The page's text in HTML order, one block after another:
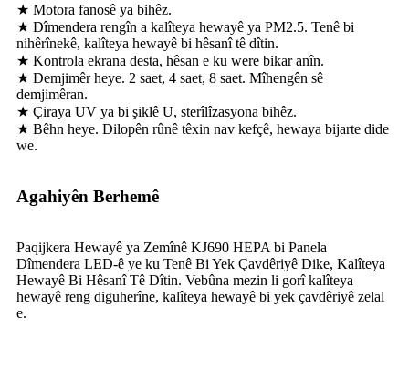
★ Motora fanosê ya bihêz.
★ Dîmendera rengîn a kalîteya hewayê ya PM2.5. Tenê bi
nihêrînekê, kalîteya hewayê bi hêsanî tê dîtin.
★ Kontrola ekrana desta, hêsan e ku were bikar anîn.
★ Demjimêr heye. 2 saet, 4 saet, 8 saet. Mîhengên sê
demjimêran.
★ Çiraya UV ya bi şiklê U, sterîlîzasyona bihêz.
★ Bêhn heye. Dilopên rûnê têxin nav kefçê, hewaya bijarte dide
we.
Agahiyên Berhemê
Paqijkera Hewayê ya Zemînê KJ690 HEPA bi Panela
Dîmendera LED-ê ye ku Tenê Bi Yek Çavdêriyê Dike, Kalîteya
Hewayê Bi Hêsanî Tê Dîtin. Vebûna mezin li gorî kalîteya
hewayê reng diguherîne, kalîteya hewayê bi yek çavdêriyê zelal
e.